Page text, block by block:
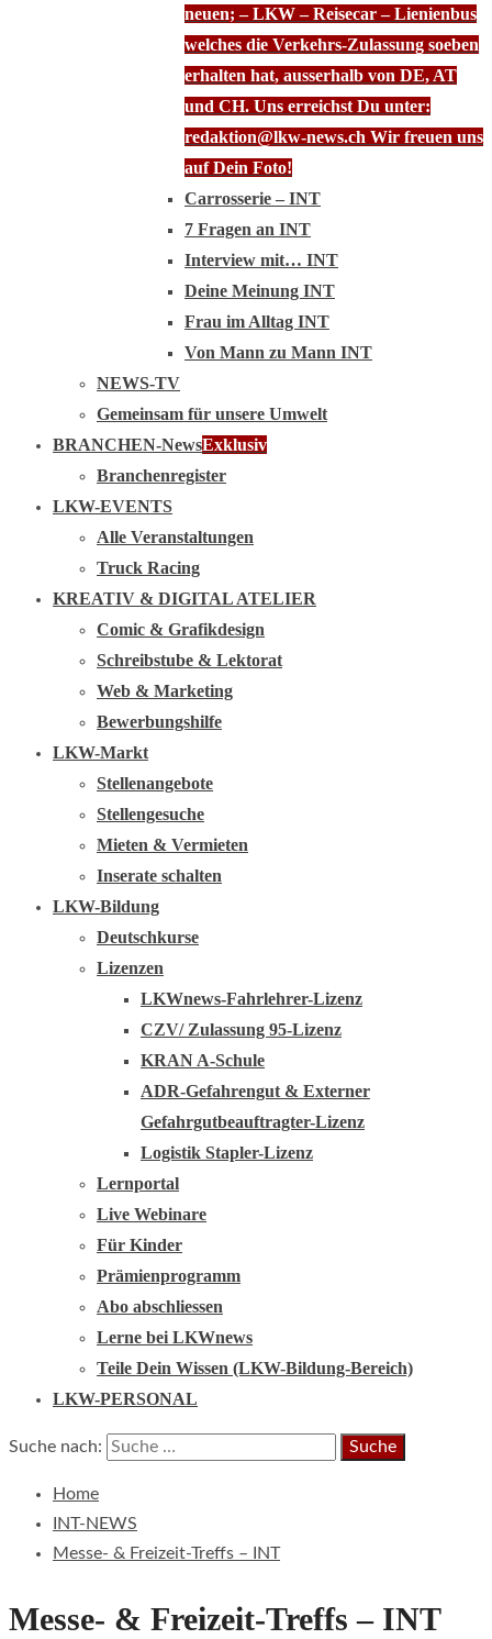
neuen; – LKW – Reisecar – Lienienbus
welches die Verkehrs-Zulassung soeben
erhalten hat, ausserhalb von DE, AT
und CH. Uns erreichst Du unter:
redaktion@lkw-news.ch Wir freuen uns
auf Dein Foto!
Carrosserie – INT
7 Fragen an INT
Interview mit… INT
Deine Meinung INT
Frau im Alltag INT
Von Mann zu Mann INT
NEWS-TV
Gemeinsam für unsere Umwelt
BRANCHEN-NewsExklusiv
Branchenregister
LKW-EVENTS
Alle Veranstaltungen
Truck Racing
KREATIV & DIGITAL ATELIER
Comic & Grafikdesign
Schreibstube & Lektorat
Web & Marketing
Bewerbungshilfe
LKW-Markt
Stellenangebote
Stellengesuche
Mieten & Vermieten
Inserate schalten
LKW-Bildung
Deutschkurse
Lizenzen
LKWnews-Fahrlehrer-Lizenz
CZV/ Zulassung 95-Lizenz
KRAN A-Schule
ADR-Gefahrengut & Externer
Gefahrgutbeauftragter-Lizenz
Logistik Stapler-Lizenz
Lernportal
Live Webinare
Für Kinder
Prämienprogramm
Abo abschliessen
Lerne bei LKWnews
Teile Dein Wissen (LKW-Bildung-Bereich)
LKW-PERSONAL
Suche nach:
Home
INT-NEWS
Messe- & Freizeit-Treffs – INT
Messe- & Freizeit-Treffs – INT